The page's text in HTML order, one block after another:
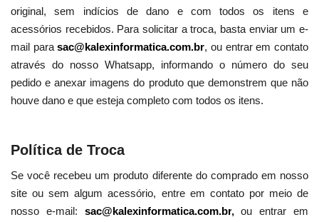
original, sem indícios de dano e com todos os itens e
acessórios recebidos. Para solicitar a troca, basta enviar um e-
mail parasac@kalexinformatica.com.br, ou entrar em contato
através do nosso Whatsapp, informando o número do seu
pedido e anexar imagens do produto que demonstrem que não
houve dano e que esteja completo com todos os itens.
Política de Troca
Se você recebeu um produto diferente do comprado em nosso
site ou sem algum acessório, entre em contato por meio de
nosso e-mail: sac@kalexinformatica.com.br,ou entrar em